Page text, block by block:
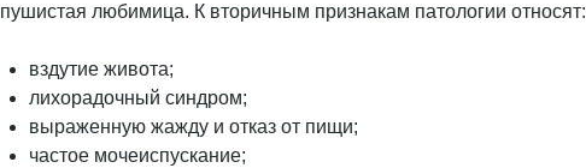
пушистая любимица. К вторичным признакам патологии относят:
вздутие живота;
лихорадочный синдром;
выраженную жажду и отказ от пищи;
частое мочеиспускание;